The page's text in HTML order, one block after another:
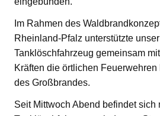
Im Rahmen des
Rheinland-Pfalz unterstützte
Tanklöschfahrzeug gemeinsam
Kräften die örtlichen
des Großbrandes.
Seit Mittwoch Abend befindet sich